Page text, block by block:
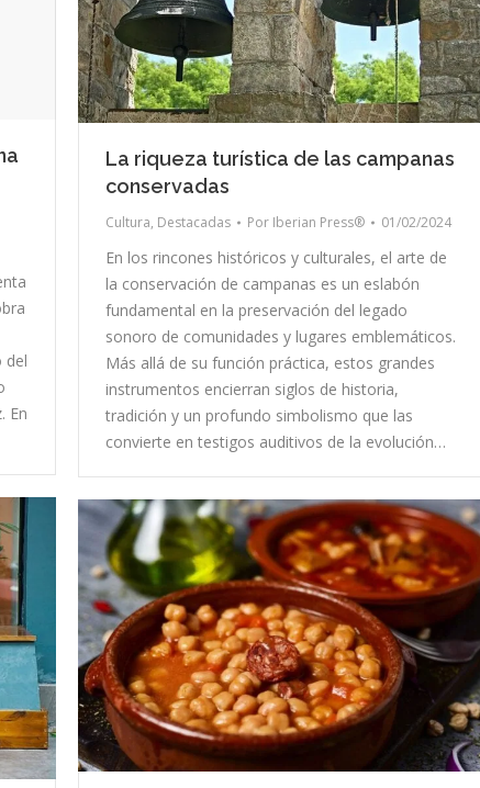
del
En
La riqueza turística de las campanas
conservadas
Cultura, Destacadas Por Iberian Press® 01/02/2024
En los rincones históricos y culturales, el arte de
la conservación de campanas es un eslabón
fundamental en la preservación del legado
sonoro de comunidades y lugares emblemáticos.
Más allá de su función práctica, estos grandes
instrumentos encierran siglos de historia,
tradición y un profundo simbolismo que las
convierte en testigos auditivos de la evolución…